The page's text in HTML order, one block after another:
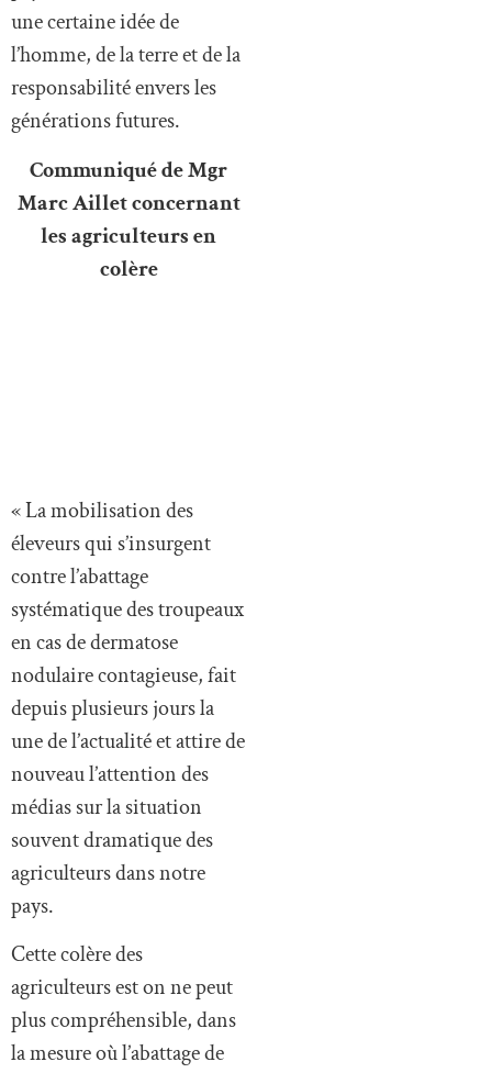
une certaine idée de
l’homme, de la terre et de la
responsabilité envers les
générations futures.
Communiqué de Mgr
Marc Aillet concernant
les agriculteurs en
colère
contre l’abattage
systématique des troupeaux
en cas de dermatose
nodulaire contagieuse, fait
depuis plusieurs jours la
une de l’actualité et attire de
nouveau l’attention des
médias sur la situation
souvent dramatique des
agriculteurs dans notre
pays.
Cette colère des
agriculteurs est on ne peut
plus compréhensible, dans
la mesure où l’abattage de
tout un troupeau réduit
pour ainsi dire à néant le